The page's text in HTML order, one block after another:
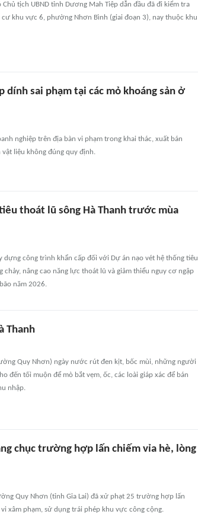
tịch UBND tỉnh Dương Mah Tiệp dẫn đầu đã đi kiểm tra
khu vực 6, phường Nhơn Bình (giai đoạn 3), nay thuộc khu
dính sai phạm tại các mỏ khoáng sản ở
nghiệp trên địa bàn vi phạm trong khai thác, xuất bán
vật liệu không đúng quy định.
thoát lũ sông Hà Thanh trước mùa
dựng công trình khẩn cấp đối với Dự án nạo vét hệ thống tiêu
nâng cao năng lực thoát lũ và giảm thiểu nguy cơ ngập
năm 2026.
Thanh
Quy Nhơn) ngày nước rút đen kịt, bốc mùi, những người
đến tối muộn để mò bắt vẹm, ốc, các loài giáp xác để bán
nhập.
chục trường hợp lấn chiếm vỉa hè, lòng
Quy Nhơn (tỉnh Gia Lai) đã xử phạt 25 trường hợp lấn
xâm phạm, sử dụng trái phép khu vực công cộng.